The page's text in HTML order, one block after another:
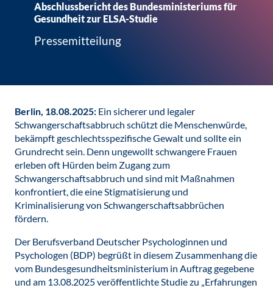
Abschlussbericht des Bundesministeriums für
Gesundheit zur ELSA-Studie
Pressemitteilung
Berlin, 18.08.2025: Ein sicherer und legaler
Schwangerschaftsabbruch schützt die Menschenwürde,
bekämpft geschlechtsspezifische Gewalt und sollte ein
Grundrecht sein. Denn ungewollt schwangere Frauen
erleben oft Hürden beim Zugang zum
Schwangerschaftsabbruch und sind mit Maßnahmen
konfrontiert, die eine Stigmatisierung und
Kriminalisierung von Schwangerschaftsabbrüchen
fördern.
Der Berufsverband Deutscher Psychologinnen und
Psychologen (BDP) begrüßt in diesem Zusammenhang die
vom Bundesgesundheitsministerium in Auftrag gegebene
und am 13.08.2025 veröffentlichte Studie zu „Erfahrungen